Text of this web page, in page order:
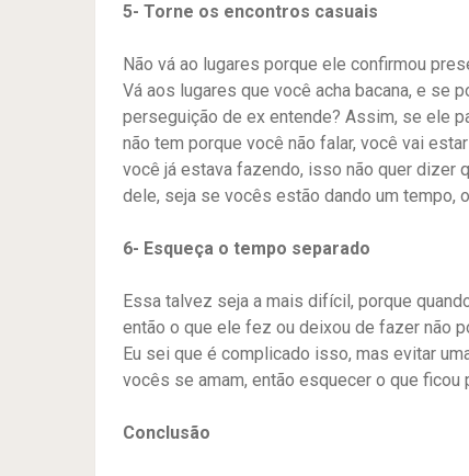
5- Torne os encontros casuais
Não vá ao lugares porque ele confirmou
Vá aos lugares que você acha bacana, e se
perseguição de ex entende? Assim, se ele
não tem porque você não falar, você vai
você já estava fazendo, isso não quer dizer
dele, seja se vocês estão dando um tempo,
6- Esqueça o tempo separado
Essa talvez seja a mais difícil, porque
então o que ele fez ou deixou de fazer não
Eu sei que é complicado isso, mas evitar
vocês se amam, então esquecer o que
Conclusão